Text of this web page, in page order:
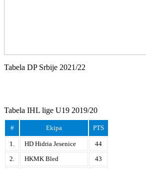
Tabela DP Srbije 2021/22
Tabela IHL lige U19 2019/20
# Ekipa PTS
1. HD Hidria Jesenice
44
2.
HKMK Bled 43